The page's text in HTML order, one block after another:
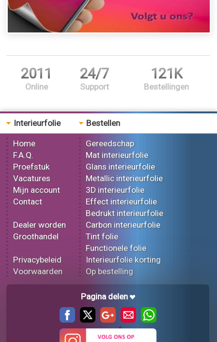
2011
Online
24/7
Support
121K
Bestellingen
Interieurfolie
Home
F.A.Q.
Proefstuk
Vacatures
Mijn account
Contact
Dealer worden
Groothandel
Privacybeleid
Voorwaarden
Bestellen
Gereedschap
Mat interieurfolie
Glans interieurfolie
Metallic interieurfolie
3D interieurfolie
Effect interieurfolie
Bedrukt interieurfolie
Carbon interieurfolie
Tint folie
Functionele folie
Interieurfolie korting
Op bestelling
Pagina delen